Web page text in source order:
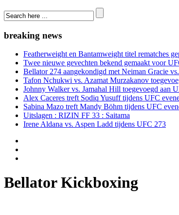
breaking news
Featherweight en Bantamweight titel rematches
Twee nieuwe gevechten bekend gemaakt voor
Bellator 274 aangekondigd met Neiman Gracie
Tafon Nchukwi vs. Azamat Murzakanov
Johnny Walker vs. Jamahal Hill toegevoegd aan
Alex Caceres treft Sodiq Yusuff tijdens UFC
Sabina Mazo treft Mandy Böhm tijdens UFC
Uitslagen : RIZIN FF 33 : Saitama
Irene Aldana vs. Aspen Ladd tijdens UFC 273
Bellator Kickboxing